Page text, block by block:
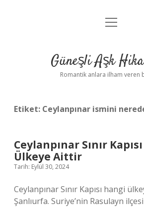
Anasayfa
Yasal Uyarı
menüyü
Güneşli Aşk
Romantik anlara ilham veren
Etiket: Ceylanpınar ismini
Ceylanpınar Sınır
Ülkeye Aittir
Tarih: Eylül 30, 2024
Ceylanpınar Sınır Kapısı hangi
Şanlıurfa. Suriye’nin Rasulayn